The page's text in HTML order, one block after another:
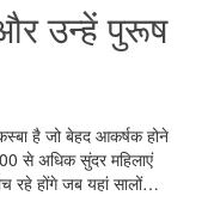
उन्हें पुरूष
है जो बेहद आकर्षक होने
से अधिक सुंदर महिलाएं
रहे होंगे जब यहां सालों…